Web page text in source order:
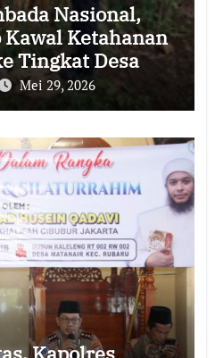
Nasional,
Ketahanan
Tingkat Desa
Mei 29, 2026